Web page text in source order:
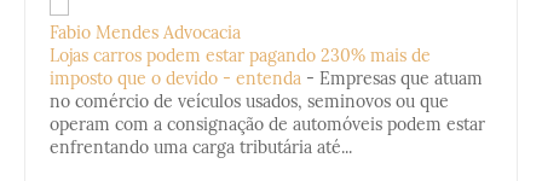
Fabio Mendes Advocacia
Lojas carros podem estar pagando 230% mais de
imposto que o devido - entenda - Empresas que atuam
no comércio de veículos usados, seminovos ou que
operam com a consignação de automóveis podem estar
enfrentando uma carga tributária até...